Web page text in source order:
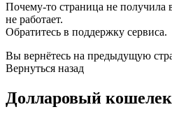
Почему-то страница не получила
не работает.
Обратитесь в поддержку сервиса.
Вы вернётесь на предыдущую
Вернуться назад
Долларовый